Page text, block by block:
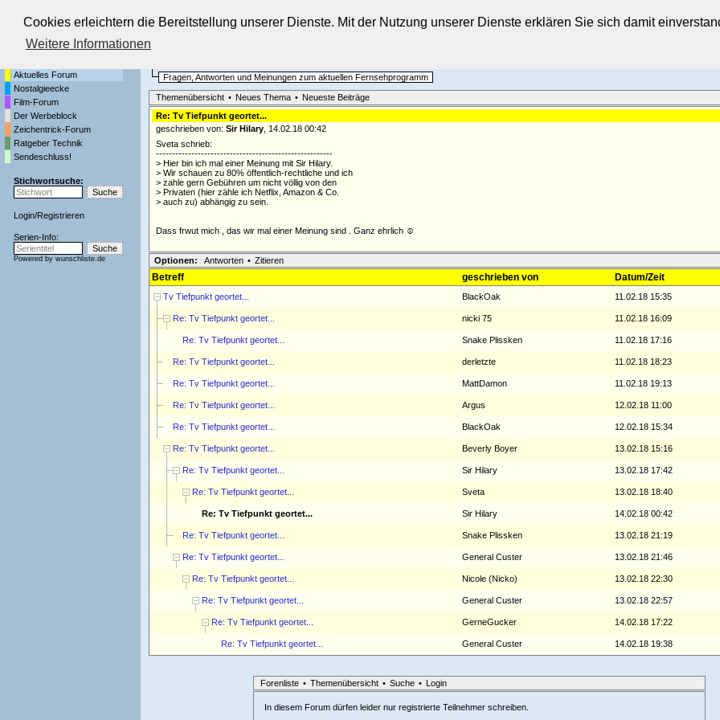
Cookies erleichtern die Bereitstellung unserer Dienste. Mit der Nutzung unserer Dienste erklären Sie sich damit
Weitere Informationen
Die Fernseh-Diskussionsforen von
Aktuelles Forum
Nostalgieecke
Film-Forum
Der Werbeblock
Zeichentrick-Forum
Ratgeber Technik
Sendeschluss!
Stichwortsuche:
Login/Registrieren
Serien-Info:
Powered by wunschliste.de
Fragen, Antworten und Meinungen zum aktuellen Fernsehprogramm
Themenübersicht • Neues Thema • Neueste Beiträge
Re: Tv Tiefpunkt geortet...
geschrieben von: Sir Hilary, 14.02.18 00:42
Sveta schrieb:
-------------------------------------------------------
> Hier bin ich mal einer Meinung mit Sir Hilary.
> Wir schauen zu 80% öffentlich-rechtliche und ich
> zahle gern Gebühren um nicht völlig von den
> Privaten (hier zähle ich Netflix, Amazon & Co.
> auch zu) abhängig zu sein.
Dass frwut mich , das wir mal einer Meinung sind . Ganz ehrlich ☺
Optionen: Antworten • Zitieren
Betreff geschrieben von Datum/Zeit
Tv Tiefpunkt geortet... BlackOak 11.02.18 15:35
Re: Tv Tiefpunkt geortet... nicki 75 11.02.18 16:09
Re: Tv Tiefpunkt geortet... Snake Plissken 11.02.18 17:16
Re: Tv Tiefpunkt geortet... derletzte 11.02.18 18:23
Re: Tv Tiefpunkt geortet... MattDamon 11.02.18 19:13
Re: Tv Tiefpunkt geortet... Argus 12.02.18 11:00
Re: Tv Tiefpunkt geortet... BlackOak 12.02.18 15:34
Re: Tv Tiefpunkt geortet... Beverly Boyer 13.02.18 15:16
Re: Tv Tiefpunkt geortet... Sir Hilary 13.02.18 17:42
Re: Tv Tiefpunkt geortet... Sveta 13.02.18 18:40
Re: Tv Tiefpunkt geortet... Sir Hilary 14.02.18 00:42
Re: Tv Tiefpunkt geortet... Snake Plissken 13.02.18 21:19
Re: Tv Tiefpunkt geortet... General Custer 13.02.18 21:46
Re: Tv Tiefpunkt geortet... Nicole (Nicko) 13.02.18 22:30
Re: Tv Tiefpunkt geortet... General Custer 13.02.18 22:57
Re: Tv Tiefpunkt geortet... GerneGucker 14.02.18 17:22
Re: Tv Tiefpunkt geortet... General Custer 14.02.18 19:38
Forenliste • Themenübersicht • Suche • Login
In diesem Forum dürfen leider nur registrierte Teilnehmer schreiben.